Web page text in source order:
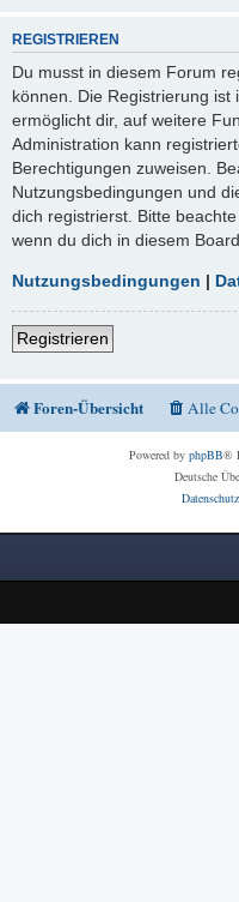
REGISTRIEREN
Du musst in diesem Forum
können. Die Registrierung ist
ermöglicht dir, auf weitere
Administration kann
Berechtigungen zuweisen.
Nutzungsbedingungen und
dich registrierst. Bitte
wenn du dich in diesem
Nutzungsbedingungen |
Registrieren
Foren-Übersicht Alle
Powered by phpBB®
Deutsche
Datenschutz